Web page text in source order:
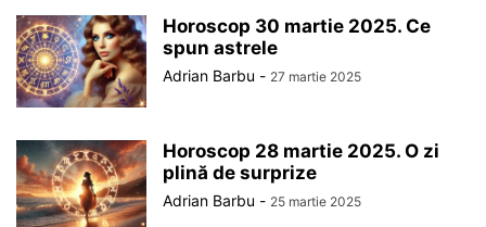
Horoscop 30 martie 2025. Ce
spun astrele
Adrian Barbu - 27 martie 2025
Horoscop 28 martie 2025. O zi
plină de surprize
Adrian Barbu - 25 martie 2025